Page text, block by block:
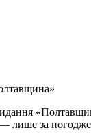
лише за